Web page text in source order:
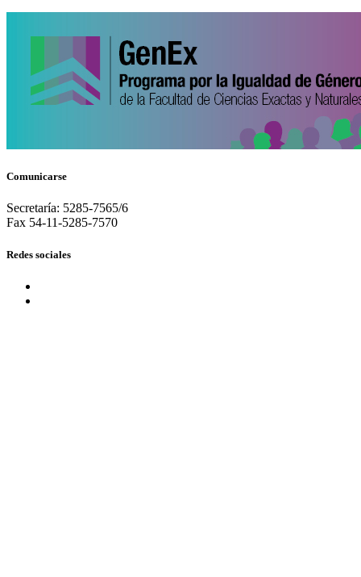
Comunicarse
Secretaría: 5285-7565/6
Fax 54-11-5285-7570
Redes sociales